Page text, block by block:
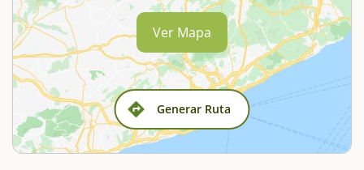
Generar Ruta
Ver Mapa